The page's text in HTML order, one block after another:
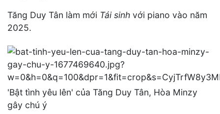
Tăng Duy Tân làm mới Tái sinh với piano vào năm
2025.
'Bật tình yêu lên' của Tăng Duy Tân, Hòa Minzy
gây chú ý